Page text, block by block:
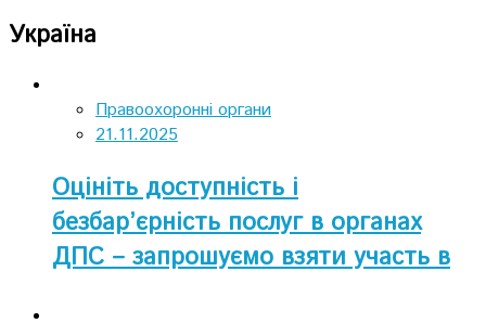
Україна
Правоохоронні органи
21.11.2025
Оцініть доступність і
безбар’єрність послуг в органах
ДПС – запрошуємо взяти участь в